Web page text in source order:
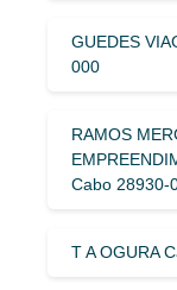
GUEDES
000
RAMOS
Cabo 28930-
T A OGURA